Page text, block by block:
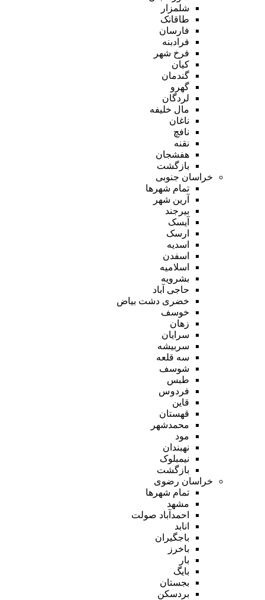
شلمزار
طاقانک
فارسان
فرادبنه
فرخ شهر
کیان
گندمان
گهرو
لردگان
مال خلیفه
ناغان
نافچ
نقنه
هفشجان
بازگشت
خراسان جنوبی
تمام شهر‌ها
آرین شهر
بیرجند
آیسک
ارسک
اسدیه
اسفدن
اسلامیه
بشرویه
حاجی آباد
خضری دشت بیاض
خوسف
زهان
سرایان
سربیشه
سه قلعه
شوسف
طبس
فردوس
قاین
قهستان
محمدشهر
مود
نهبندان
نیمبلوک
بازگشت
خراسان رضوی
تمام شهر‌ها
مشهد
احمدآباد صولت
انابد
باجگیران
باخرز
بار
بایگ
بجستان
بردسکن